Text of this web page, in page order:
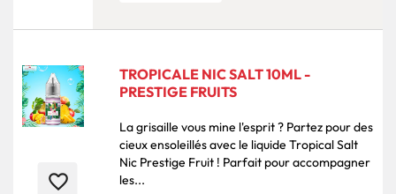
favorite_border
TROPICALE NIC SALT 10ML -
PRESTIGE FRUITS
La grisaille vous mine l'esprit ? Partez pour des
cieux ensoleillés avec le liquide Tropical Salt
Nic Prestige Fruit ! Parfait pour accompagner
les...